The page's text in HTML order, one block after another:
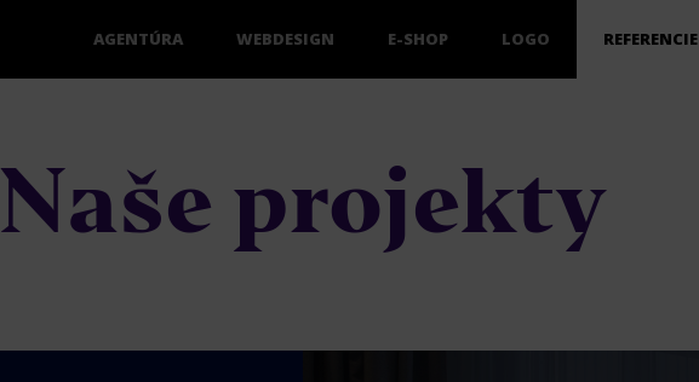
AGENTÚRA WEBDESIGN E-SHOP LOGO REFERENCIE
Naše projekty